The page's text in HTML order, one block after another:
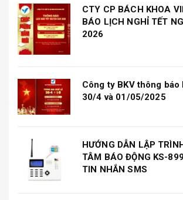
CTY CP BÁCH KHOA
BÁO LỊCH NGHỈ TẾT
2026
Công ty BKV thông
30/4 và 01/05/2025
HƯỚNG DẪN LẬP
TÂM BÁO ĐỘNG KS-
TIN NHẮN SMS